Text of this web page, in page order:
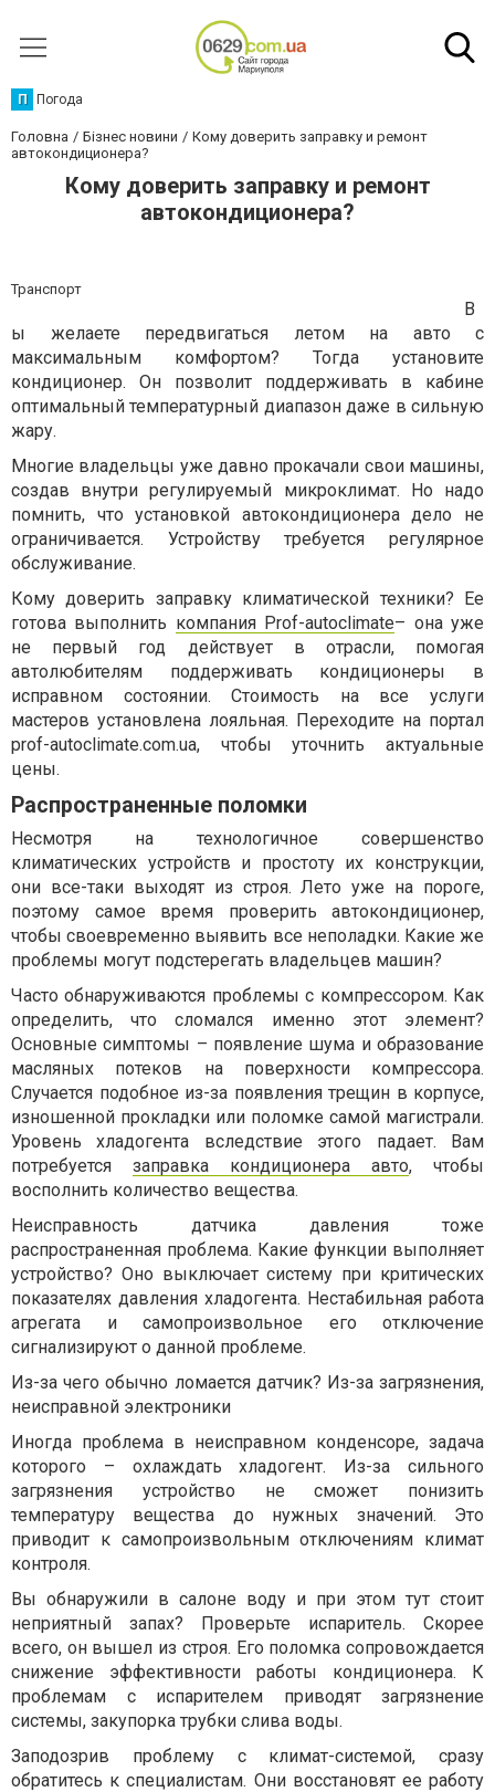
П Погода
Головна Бізнес новини
Кому доверить заправку и ремонт
автокондиционера?
Кому доверить заправку и ремонт
автокондиционера?
Транспорт
В
ы желаете передвигаться летом на авто с
максимальным комфортом? Тогда установите
кондиционер. Он позволит поддерживать в кабине
оптимальный температурный диапазон даже в сильную
жару.
Многие владельцы уже давно прокачали свои машины,
создав внутри регулируемый микроклимат. Но надо
помнить, что установкой автокондиционера дело не
ограничивается. Устройству требуется регулярное
обслуживание.
Кому доверить заправку климатической техники? Ее
готова выполнить компания Prof-autoclimate– она уже
не первый год действует в отрасли, помогая
автолюбителям поддерживать кондиционеры в
исправном состоянии. Стоимость на все услуги
мастеров установлена лояльная. Переходите на портал
prof-autoclimate.com.ua, чтобы уточнить актуальные
цены.
Распространенные поломки
Несмотря на технологичное совершенство
климатических устройств и простоту их конструкции,
они все-таки выходят из строя. Лето уже на пороге,
поэтому самое время проверить автокондиционер,
чтобы своевременно выявить все неполадки. Какие же
проблемы могут подстерегать владельцев машин?
Часто обнаруживаются проблемы с компрессором. Как
определить, что сломался именно этот элемент?
Основные симптомы – появление шума и образование
масляных потеков на поверхности компрессора.
Случается подобное из-за появления трещин в корпусе,
изношенной прокладки или поломке самой магистрали.
Уровень хладогента вследствие этого падает. Вам
потребуется заправка кондиционера авто, чтобы
восполнить количество вещества.
Неисправность датчика давления тоже
распространенная проблема. Какие функции выполняет
устройство? Оно выключает систему при критических
показателях давления хладогента. Нестабильная работа
агрегата и самопроизвольное его отключение
сигнализируют о данной проблеме.
Из-за чего обычно ломается датчик? Из-за загрязнения,
неисправной электроники
Иногда проблема в неисправном конденсоре, задача
которого – охлаждать хладогент. Из-за сильного
загрязнения устройство не сможет понизить
температуру вещества до нужных значений. Это
приводит к самопроизвольным отключениям климат
контроля.
Вы обнаружили в салоне воду и при этом тут стоит
неприятный запах? Проверьте испаритель. Скорее
всего, он вышел из строя. Его поломка сопровождается
снижение эффективности работы кондиционера. К
проблемам с испарителем приводят загрязнение
системы, закупорка трубки слива воды.
Заподозрив проблему с климат-системой, сразу
обратитесь к специалистам. Они восстановят ее работу